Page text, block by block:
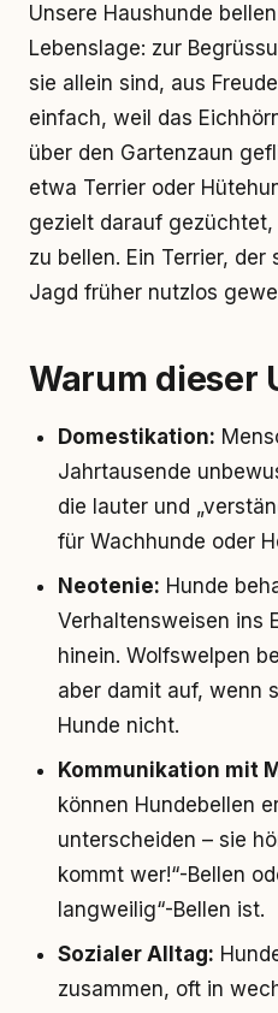
Unsere Haushunde
Lebenslage: zur
sie allein sind, aus
einfach, weil das
über den Gartenzaun
etwa Terrier oder
gezielt darauf gezüchtet,
zu bellen. Ein Terrier,
Jagd früher nutzlos
Warum dieser
Domestikation:
Jahrtausende
die lauter und
für Wachhunde oder
Neotenie: Hunde
Verhaltensweisen ins
hinein. Wolfswelpen
aber damit auf, wenn
Hunde nicht.
Kommunikation mit
können Hundebellen
unterscheiden – sie
kommt wer!“-Bellen
langweilig“-Bellen ist.
Sozialer Alltag:
zusammen, oft in